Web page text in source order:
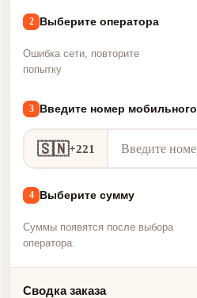
2 Выберите оператора
Ошибка сети, повторите
попытку
3 Введите номер мобильного
🇸🇳+221
4 Выберите сумму
Суммы появятся после выбора
оператора.
Сводка заказа